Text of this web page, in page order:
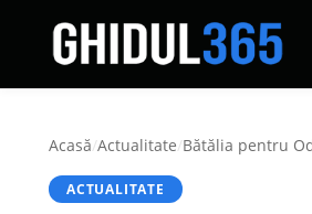
Acasă/Actualitate/Bătălia pentru
ACTUALITATE